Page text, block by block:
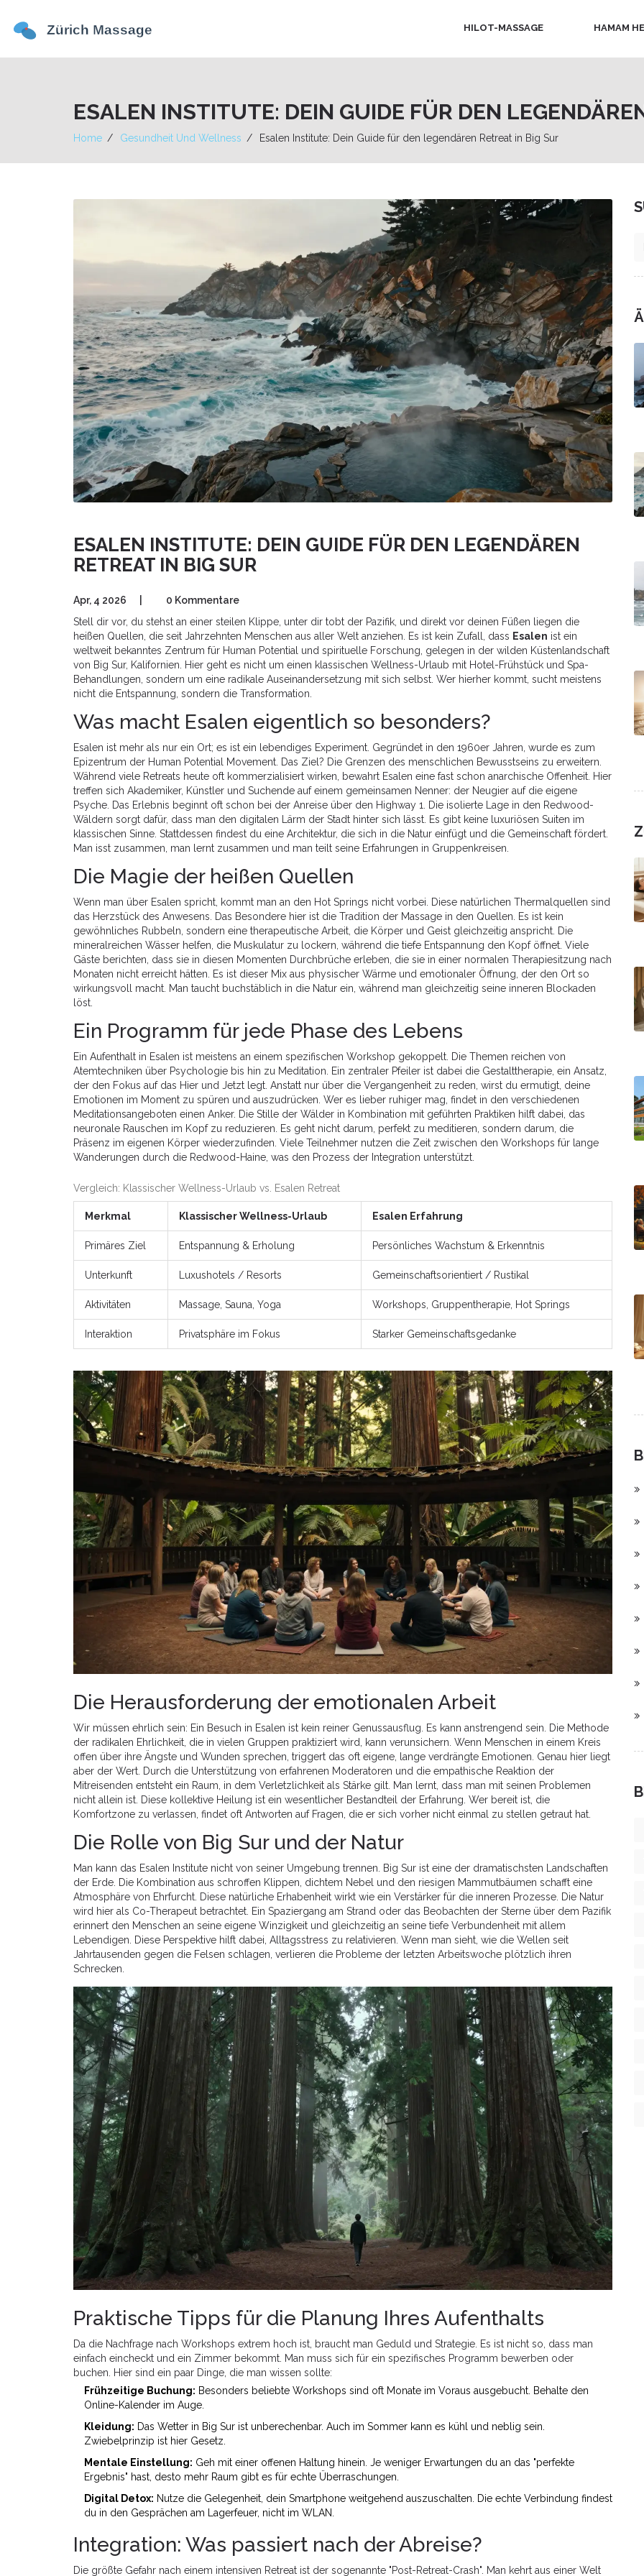
HILOT-MASSAGE HAMAM
ESALEN INSTITUTE: DEIN GUIDE FÜR DEN
Home Gesundheit Und Wellness Esalen Institute: Dein Guide für den legendären Retreat in Big Sur
ESALEN INSTITUTE: DEIN GUIDE FÜR DEN LEGENDÄREN
RETREAT IN BIG SUR
Apr, 4 2026
0 Kommentare
Stell dir vor, du stehst an einer steilen Klippe, unter dir tobt der Pazifik, und direkt vor deinen Füßen liegen die
heißen Quellen, die seit Jahrzehnten Menschen aus aller Welt anziehen. Es ist kein Zufall, dass Esalen ist ein
weltweit bekanntes Zentrum für Human Potential und spirituelle Forschung, gelegen in der wilden Küstenlandschaft
von Big Sur, Kalifornien . Hier geht es nicht um einen klassischen Wellness-Urlaub mit Hotel-Frühstück und Spa-
Behandlungen, sondern um eine radikale Auseinandersetzung mit sich selbst. Wer hierher kommt, sucht meistens
nicht die Entspannung, sondern die Transformation.
Was macht Esalen eigentlich so besonders?
Esalen ist mehr als nur ein Ort; es ist ein lebendiges Experiment. Gegründet in den 1960er Jahren, wurde es zum
Epizentrum der Human Potential Movement . Das Ziel? Die Grenzen des menschlichen Bewusstseins zu erweitern.
Während viele Retreats heute oft kommerzialisiert wirken, bewahrt Esalen eine fast schon anarchische Offenheit. Hier
treffen sich Akademiker, Künstler und Suchende auf einem gemeinsamen Nenner: der Neugier auf die eigene
Psyche. Das Erlebnis beginnt oft schon bei der Anreise über den Highway 1. Die isolierte Lage in den Redwood-
Wäldern sorgt dafür, dass man den digitalen Lärm der Stadt hinter sich lässt. Es gibt keine luxuriösen Suiten im
klassischen Sinne. Stattdessen findest du eine Architektur, die sich in die Natur einfügt und die Gemeinschaft fördert.
Man isst zusammen, man lernt zusammen und man teilt seine Erfahrungen in Gruppenkreisen.
Die Magie der heißen Quellen
Wenn man über Esalen spricht, kommt man an den Hot Springs nicht vorbei. Diese natürlichen Thermalquellen sind
das Herzstück des Anwesens. Das Besondere hier ist die Tradition der Massage in den Quellen. Es ist kein
gewöhnliches Rubbeln, sondern eine therapeutische Arbeit, die Körper und Geist gleichzeitig anspricht. Die
mineralreichen Wässer helfen, die Muskulatur zu lockern, während die tiefe Entspannung den Kopf öffnet. Viele
Gäste berichten, dass sie in diesen Momenten Durchbrüche erleben, die sie in einer normalen Therapiesitzung nach
Monaten nicht erreicht hätten. Es ist dieser Mix aus physischer Wärme und emotionaler Öffnung, der den Ort so
wirkungsvoll macht. Man taucht buchstäblich in die Natur ein, während man gleichzeitig seine inneren Blockaden
löst.
Ein Programm für jede Phase des Lebens
Ein Aufenthalt in Esalen ist meistens an einem spezifischen Workshop gekoppelt. Die Themen reichen von
Atemtechniken über Psychologie bis hin zu Meditation. Ein zentraler Pfeiler ist dabei die Gestalttherapie , ein Ansatz,
der den Fokus auf das Hier und Jetzt legt. Anstatt nur über die Vergangenheit zu reden, wirst du ermutigt, deine
Emotionen im Moment zu spüren und auszudrücken. Wer es lieber ruhiger mag, findet in den verschiedenen
Meditationsangeboten einen Anker. Die Stille der Wälder in Kombination mit geführten Praktiken hilft dabei, das
neuronale Rauschen im Kopf zu reduzieren. Es geht nicht darum, perfekt zu meditieren, sondern darum, die
Präsenz im eigenen Körper wiederzufinden. Viele Teilnehmer nutzen die Zeit zwischen den Workshops für lange
Wanderungen durch die Redwood-Haine, was den Prozess der Integration unterstützt.
Vergleich: Klassischer Wellness-Urlaub vs. Esalen Retreat
Merkmal Klassischer Wellness-Urlaub Esalen Erfahrung
Primäres Ziel Entspannung & Erholung Persönliches Wachstum & Erkenntnis
Unterkunft Luxushotels / Resorts Gemeinschaftsorientiert / Rustikal
Aktivitäten Massage, Sauna, Yoga Workshops, Gruppentherapie, Hot Springs
Interaktion Privatsphäre im Fokus Starker Gemeinschaftsgedanke
Die Herausforderung der emotionalen Arbeit
Wir müssen ehrlich sein: Ein Besuch in Esalen ist kein reiner Genussausflug. Es kann anstrengend sein. Die Methode
der radikalen Ehrlichkeit , die in vielen Gruppen praktiziert wird, kann verunsichern. Wenn Menschen in einem Kreis
offen über ihre Ängste und Wunden sprechen, triggert das oft eigene, lange verdrängte Emotionen. Genau hier liegt
aber der Wert. Durch die Unterstützung von erfahrenen Moderatoren und die empathische Reaktion der
Mitreisenden entsteht ein Raum, in dem Verletzlichkeit als Stärke gilt. Man lernt, dass man mit seinen Problemen
nicht allein ist. Diese kollektive Heilung ist ein wesentlicher Bestandteil der Erfahrung. Wer bereit ist, die
Komfortzone zu verlassen, findet oft Antworten auf Fragen, die er sich vorher nicht einmal zu stellen getraut hat.
Die Rolle von Big Sur und der Natur
Man kann das Esalen Institute nicht von seiner Umgebung trennen. Big Sur ist eine der dramatischsten Landschaften
der Erde. Die Kombination aus schroffen Klippen, dichtem Nebel und den riesigen Mammutbäumen schafft eine
Atmosphäre von Ehrfurcht. Diese natürliche Erhabenheit wirkt wie ein Verstärker für die inneren Prozesse. Die Natur
wird hier als Co-Therapeut betrachtet. Ein Spaziergang am Strand oder das Beobachten der Sterne über dem Pazifik
erinnert den Menschen an seine eigene Winzigkeit und gleichzeitig an seine tiefe Verbundenheit mit allem
Lebendigen. Diese Perspektive hilft dabei, Alltagsstress zu relativieren. Wenn man sieht, wie die Wellen seit
Jahrtausenden gegen die Felsen schlagen, verlieren die Probleme der letzten Arbeitswoche plötzlich ihren
Schrecken.
Praktische Tipps für die Planung Ihres Aufenthalts
Da die Nachfrage nach Workshops extrem hoch ist, braucht man Geduld und Strategie. Es ist nicht so, dass man
einfach eincheckt und ein Zimmer bekommt. Man muss sich für ein spezifisches Programm bewerben oder
buchen. Hier sind ein paar Dinge, die man wissen sollte:
Frühzeitige Buchung: Besonders beliebte Workshops sind oft Monate im Voraus ausgebucht. Behalte den
Online-Kalender im Auge.
Kleidung: Das Wetter in Big Sur ist unberechenbar. Auch im Sommer kann es kühl und neblig sein.
Zwiebelprinzip ist hier Gesetz.
Mentale Einstellung: Geh mit einer offenen Haltung hinein. Je weniger Erwartungen du an das "perfekte
Ergebnis" hast, desto mehr Raum gibt es für echte Überraschungen.
Digital Detox: Nutze die Gelegenheit, dein Smartphone weitgehend auszuschalten. Die echte Verbindung findest
du in den Gesprächen am Lagerfeuer, nicht im WLAN.
Integration: Was passiert nach der Abreise?
Die größte Gefahr nach einem intensiven Retreat ist der sogenannte "Post-Retreat-Crash". Man kehrt aus einer Welt